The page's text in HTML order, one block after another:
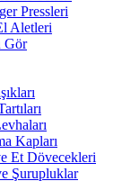
Pressleri
Aletleri
Gör
Kapları
Et Dövecekleri
Şurupluklar